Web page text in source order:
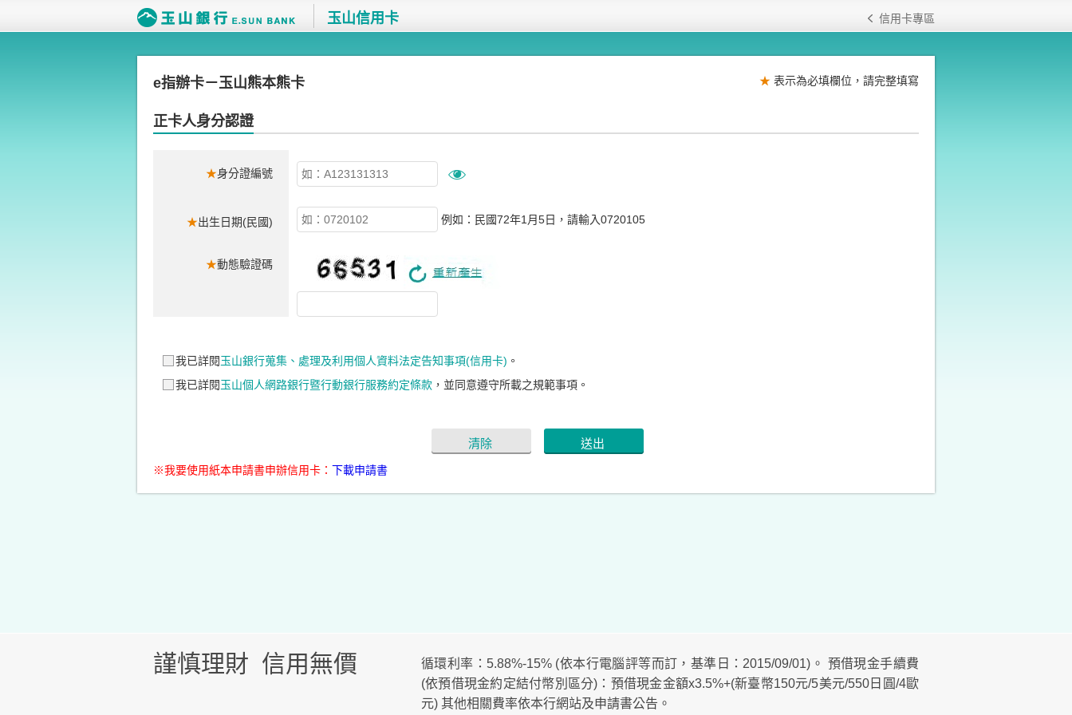
玉山信用卡 信用卡專區
e指辦卡－玉山熊本熊卡 ★ 表示為必填欄位，請完整填寫
正卡人身分認證
★身分證編號
★出生日期(民國) 例如：民國72年1月5日，請輸入0720105
★動態驗證碼
我已詳閱玉山銀行蒐集、處理及利用個人資料法定告知事項(信用卡) 。
我已詳閱玉山個人網路銀行暨行動銀行服務約定條款 ，並同意遵守所載之規範事項。
清除 送出
※我要使用紙本申請書申辦信用卡： 下載申請書
謹慎理財 信用無價
循環利率：5.88%-15% (依本行電腦評等而訂，基準日：2015/09/01)。 預借現金手續費
(依預借現金約定結付幣別區分)：預借現金金額x3.5%+(新臺幣150元/5美元/550日圓/4歐
元) 其他相關費率依本行網站及申請書公告。